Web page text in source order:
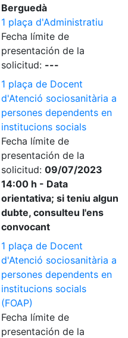
Berguedà
1 plaça d'Administratiu
Fecha límite de
presentación de la
solicitud: ---
1 plaça de Docent
d'Atenció sociosanitària a
persones dependents en
institucions socials
Fecha límite de
presentación de la
solicitud: 09/07/2023
14:00 h - Data
orientativa; si teniu algun
dubte, consulteu l'ens
convocant
1 plaça de Docent
d'Atenció sociosanitària a
persones dependents en
institucions socials
(FOAP)
Fecha límite de
presentación de la